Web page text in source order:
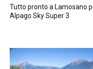
Tutto pronto a Lamosano
Alpago Sky Super 3